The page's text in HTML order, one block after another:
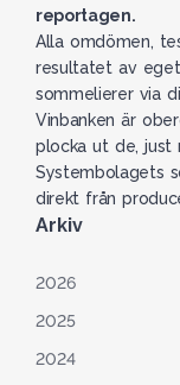
reportagen.
Alla omdömen,
resultatet av
sommelierer via
Vinbanken är
plocka ut de, just
Systembolagets
direkt från
Arkiv
2026
2025
2024